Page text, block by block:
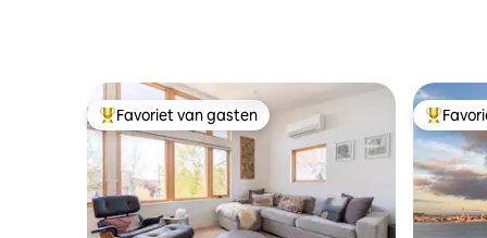
Topfavoriet van gasten
Favoriet van gasten